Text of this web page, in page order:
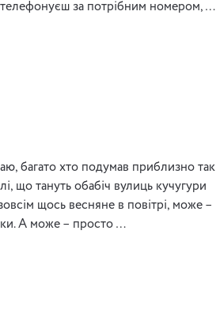
за потрібним номером, …
багато хто подумав приблизно так
що тануть обабіч вулиць кучугури
щось весняне в повітрі, може –
А може – просто …